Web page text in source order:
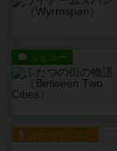
レビュー
ルール/インスト